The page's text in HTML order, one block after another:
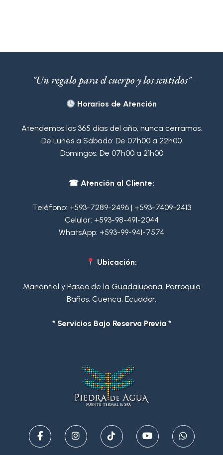
elegir
la
"Un regalo para el cuerpo y los sentidos"
Horarios de Atención
Atendemos los 365 días del año, nunca cerramos.
De Lunes a Sábado: De 07h00 a 22h00
Domingos: De 07h00 a 21h00
☎ Atención al Cliente:
Teléfono: +593-7289-2496| +593-7409-2413
Celular: +593-98-491-2044
WhatsApp: +593-99-941-7574
Ubicación:
Manantial y Paseo de la Guadalupana, Parroquia
Baños, Cuenca, Ecuador.
* Servicios Bajo Reserva Previa *